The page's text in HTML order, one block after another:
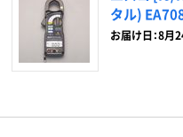
タル)
お届け日：8月